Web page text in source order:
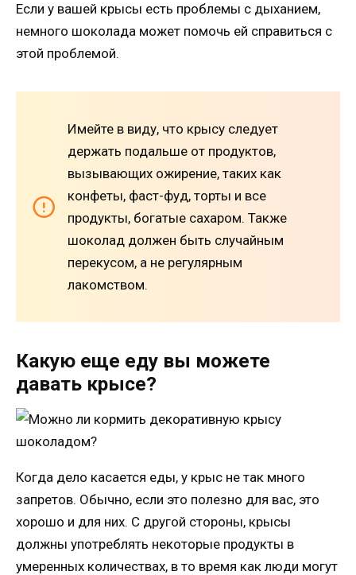
Если у вашей крысы есть проблемы с дыханием,
немного шоколада может помочь ей справиться с
этой проблемой.
Имейте в виду, что крысу следует
держать подальше от продуктов,
вызывающих ожирение, таких как
конфеты, фаст-фуд, торты и все
продукты, богатые сахаром. Также
шоколад должен быть случайным
перекусом, а не регулярным
лакомством.
Какую еще еду вы можете
давать крысе?
Когда дело касается еды, у крыс не так много
запретов. Обычно, если это полезно для вас, это
хорошо и для них. С другой стороны, крысы
должны употреблять некоторые продукты в
умеренных количествах, в то время как люди могут